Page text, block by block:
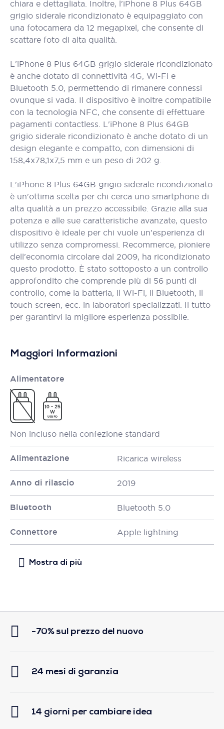
chiara e dettagliata. Inoltre, l'iPhone 8 Plus 64GB
grigio siderale ricondizionato è equipaggiato con
una fotocamera da 12 megapixel, che consente di
scattare foto di alta qualità.
L'iPhone 8 Plus 64GB grigio siderale ricondizionato
è anche dotato di connettività 4G, Wi-Fi e
Bluetooth 5.0, permettendo di rimanere connessi
ovunque si vada. Il dispositivo è inoltre compatibile
con la tecnologia NFC, che consente di effettuare
pagamenti contactless. L'iPhone 8 Plus 64GB
grigio siderale ricondizionato è anche dotato di un
design elegante e compatto, con dimensioni di
158,4x78,1x7,5 mm e un peso di 202 g.
L'iPhone 8 Plus 64GB grigio siderale ricondizionato
è un'ottima scelta per chi cerca uno smartphone di
alta qualità a un prezzo accessibile. Grazie alla sua
potenza e alle sue caratteristiche avanzate, questo
dispositivo è ideale per chi vuole un'esperienza di
utilizzo senza compromessi. Recommerce, pioniere
dell'economia circolare dal 2009, ha ricondizionato
questo prodotto. È stato sottoposto a un controllo
approfondito che comprende più di 56 punti di
controllo, come la batteria, il Wi-Fi, il Bluetooth, il
touch screen, ecc. in laboratori specializzati. Il tutto
per garantirvi la migliore esperienza possibile.
Maggiori Informazioni
Alimentatore
Non incluso nella confezione standard
Alimentazione Ricarica wireless
Anno di rilascio 2019
Bluetooth Bluetooth 5.0
Connettore Apple lightning
-70% sul prezzo del nuovo
24 mesi di garanzia
14 giorni per cambiare idea